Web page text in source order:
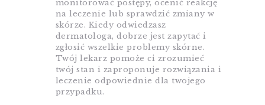
monitorować postępy, ocenić reakcję
na leczenie lub sprawdzić zmiany w
skórze. Kiedy odwiedzasz
dermatologa, dobrze jest zapytać i
zgłosić wszelkie problemy skórne.
Twój lekarz pomoże ci zrozumieć
twój stan i zaproponuje rozwiązania i
leczenie odpowiednie dla twojego
przypadku.